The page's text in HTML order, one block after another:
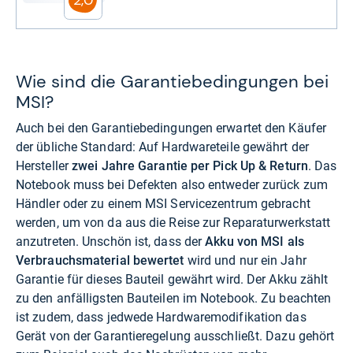
Wie sind die Garantiebedingungen bei
MSI?
Auch bei den Garantiebedingungen erwartet den Käufer
der übliche Standard: Auf Hardwareteile gewährt der
Herstellerzwei Jahre Garantie per Pick Up & Return. Das
Notebook muss bei Defekten also entweder zurück zum
Händler oder zu einem MSI Servicezentrum gebracht
werden, um von da aus die Reise zur Reparaturwerkstatt
anzutreten. Unschön ist, dass derAkku von MSI als
Verbrauchsmaterial bewertet wird und nur ein Jahr
Garantie für dieses Bauteil gewährt wird. Der Akku zählt
zu den anfälligsten Bauteilen im Notebook. Zu beachten
ist zudem, dass jedwede Hardwaremodifikation das
Gerät von der Garantieregelung ausschließt. Dazu gehört